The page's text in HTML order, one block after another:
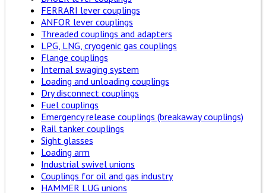
FERRARI lever couplings
ANFOR lever couplings
Threaded couplings and adapters
LPG, LNG, cryogenic gas couplings
Flange couplings
Internal swaging system
Loading and unloading couplings
Dry disconnect couplings
Fuel couplings
Emergency release couplings (breakaway couplings)
Rail tanker couplings
Sight glasses
Loading arm
Industrial swivel unions
Couplings for oil and gas industry
HAMMER LUG unions